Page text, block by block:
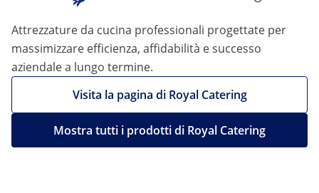
Attrezzature da cucina professionali progettate per
massimizzare efficienza, affidabilità e successo
aziendale a lungo termine.
Visita la pagina di Royal Catering
Mostra tutti i prodotti di Royal Catering